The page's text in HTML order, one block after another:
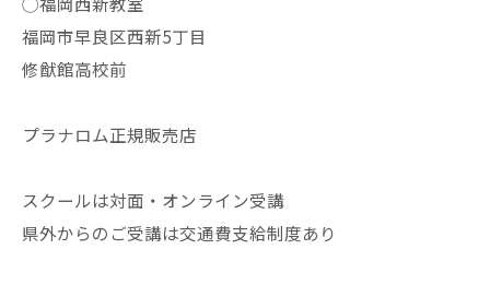
福岡市早良区西新5丁目
修猷館高校前
プラナロム正規販売店
スクールは対面・オンライン受講
県外からのご受講は交通費支給制度あり